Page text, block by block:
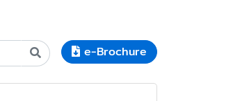
e-Brochure